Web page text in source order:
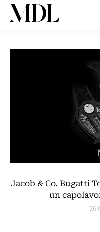
Jacob & Co. Bugatti
un
26